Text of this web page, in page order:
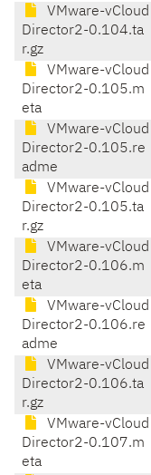
VMware-vCloud
Director2-0.104.ta
r.gz
VMware-vCloud
Director2-0.105.m
eta
VMware-vCloud
Director2-0.105.re
adme
VMware-vCloud
Director2-0.105.ta
r.gz
VMware-vCloud
Director2-0.106.m
eta
VMware-vCloud
Director2-0.106.re
adme
VMware-vCloud
Director2-0.106.ta
r.gz
VMware-vCloud
Director2-0.107.m
eta